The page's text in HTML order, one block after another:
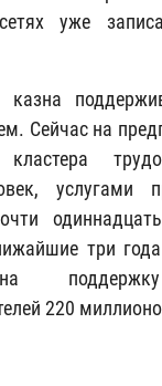
уже
казна
Сейчас на
кластера
услугами
три
220